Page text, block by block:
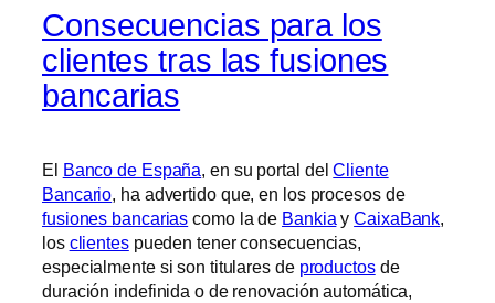
Consecuencias para los
clientes tras las fusiones
bancarias
El Banco de España, en su portal delCliente
Bancario, ha advertido que, en los procesos de
fusiones bancarias como la de Bankia yCaixaBank,
los clientespueden tener consecuencias,
especialmente si son titulares de productosde
duración indefinida o de renovación automática,